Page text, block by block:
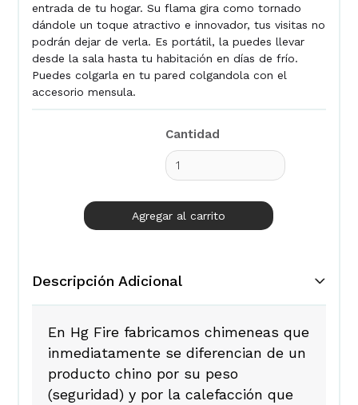
entrada de tu hogar. Su flama gira como tornado
dándole un toque atractivo e innovador, tus visitas no
podrán dejar de verla. Es portátil, la puedes llevar
desde la sala hasta tu habitación en días de frío.
Puedes colgarla en tu pared colgandola con el
accesorio mensula.
Cantidad
Descripción Adicional
En Hg Fire fabricamos chimeneas que
inmediatamente se diferencian de un
producto chino por su peso
(seguridad) y por la calefacción que